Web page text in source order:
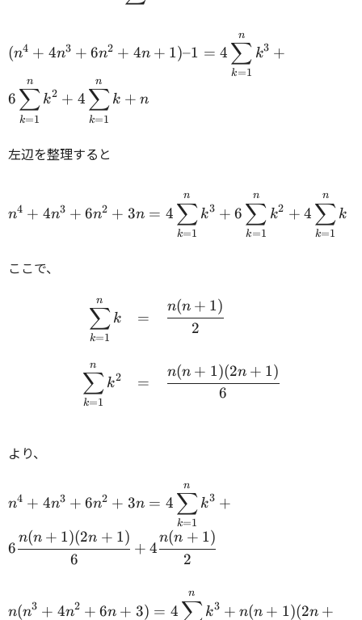
+ 6(1^2
3^2 +
\cdots
+ n^2)
2 + 3 +
1 \cdot
(n^4 + 4n^3 + 6n^2 + 4n
+1) – 1 = 4
\displaystyle\sum_{k=1}^n
k^3 + 6
\displaystyle\sum_{k=1}^n
\displaystyle\sum_{k=1}^n
(n4 + 4n3 + 6n2 + 4n + 1)–1 = 4
k=1
∑
n
k3 +
6
k=1
∑
n
k2 + 4
k=1
∑
n
k + n
左辺を整理すると
n^4 + 4n^3 + 6n^2 + 3n =
4
\displaystyle\sum_{k=1}^n
\displaystyle\sum_{k=1}^n
\displaystyle\sum_{k=1}^n
n4 + 4n3 + 6n2 + 3n = 4
k=1
∑
n
k3 + 6
k=1
∑
n
k2 + 4
k=1
∑
n
k
ここで、
\begin{array}{rcl}
k=1
∑
n
k
k=1
∑
n
k2
=
=
2
n(n + 1)
6
n(n + 1)(2n + 1)
より、
n^4 + 4n^3 + 6n^2 + 3n =
4
\displaystyle\sum_{k=1}^n
k^3 + 6 \cfrac{n(n+1)
(2n+1)}{6} + 4
n4 + 4n3 + 6n2 + 3n = 4
k=1
∑
n
k3 +
6
6
n(n + 1)(2n + 1)
+ 4
2
n(n + 1)
n(n^3 + 4n^2 + 6n + 3) =
n(n3 + 4n2 + 6n + 3) = 4 ∑
n
k3 + n(n + 1)(2n +